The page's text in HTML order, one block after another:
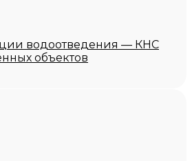
водоотведения — КНС
объектов